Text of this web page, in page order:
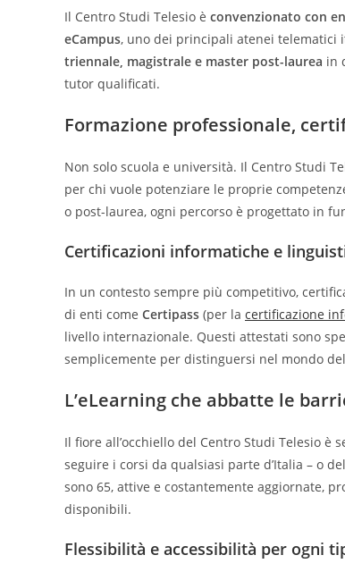
Il Centro Studi Telesio è convenzionato con
eCampus, uno dei principali atenei telematici
triennale, magistrale e master post-laurea in
tutor qualificati.
Formazione professionale,
Non solo scuola e università. Il Centro Studi
per chi vuole potenziare le proprie
o post-laurea, ogni percorso è progettato in
Certificazioni informatiche e
In un contesto sempre più competitivo,
di enti come Certipass (per la certificazione
livello internazionale. Questi attestati sono
semplicemente per distinguersi nel mondo
L’eLearning che abbatte le
Il fiore all’occhiello del Centro Studi Telesio è
seguire i corsi da qualsiasi parte d’Italia – o
sono 65, attive e costantemente aggiornate,
disponibili.
Flessibilità e accessibilità per ogni